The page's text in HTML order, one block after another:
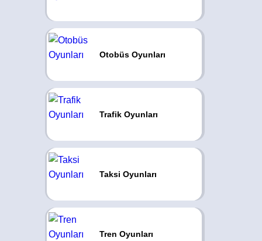
Otobüs Oyunları
Trafik Oyunları
Taksi Oyunları
Tren Oyunları